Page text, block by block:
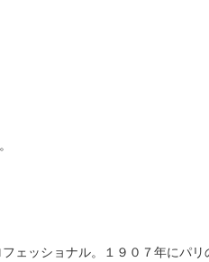
ェッショナル。１９０７年にパリ